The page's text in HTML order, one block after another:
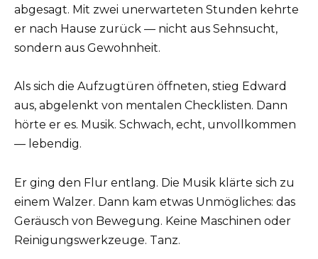
abgesagt. Mit zwei unerwarteten Stunden kehrte
er nach Hause zurück — nicht aus Sehnsucht,
sondern aus Gewohnheit.
Als sich die Aufzugtüren öffneten, stieg Edward
aus, abgelenkt von mentalen Checklisten. Dann
hörte er es. Musik. Schwach, echt, unvollkommen
— lebendig.
Er ging den Flur entlang. Die Musik klärte sich zu
einem Walzer. Dann kam etwas Unmögliches: das
Geräusch von Bewegung. Keine Maschinen oder
Reinigungswerkzeuge. Tanz.